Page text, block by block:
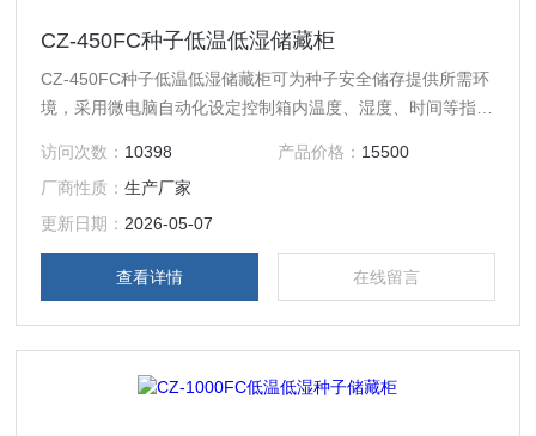
CZ-450FC种子低温低湿储藏柜
CZ-450FC种子低温低湿储藏柜可为种子安全储存提供所需环
境，采用微电脑自动化设定控制箱内温度、湿度、时间等指
值。带除湿系统。控制系统具有除霜，延时，超温报警，自动
除湿，时差纠正，紫外杀菌等功能，安全可靠全不锈钢内、外
柜体，制冷结构为风冷式不结霜多项安全保护功能(触电、漏
电、过载、过流、压缩机延长启动！
访问次数： 10398 产品价格： 15500
厂商性质：生产厂家
更新日期： 2026-05-07
查看详情 在线留言